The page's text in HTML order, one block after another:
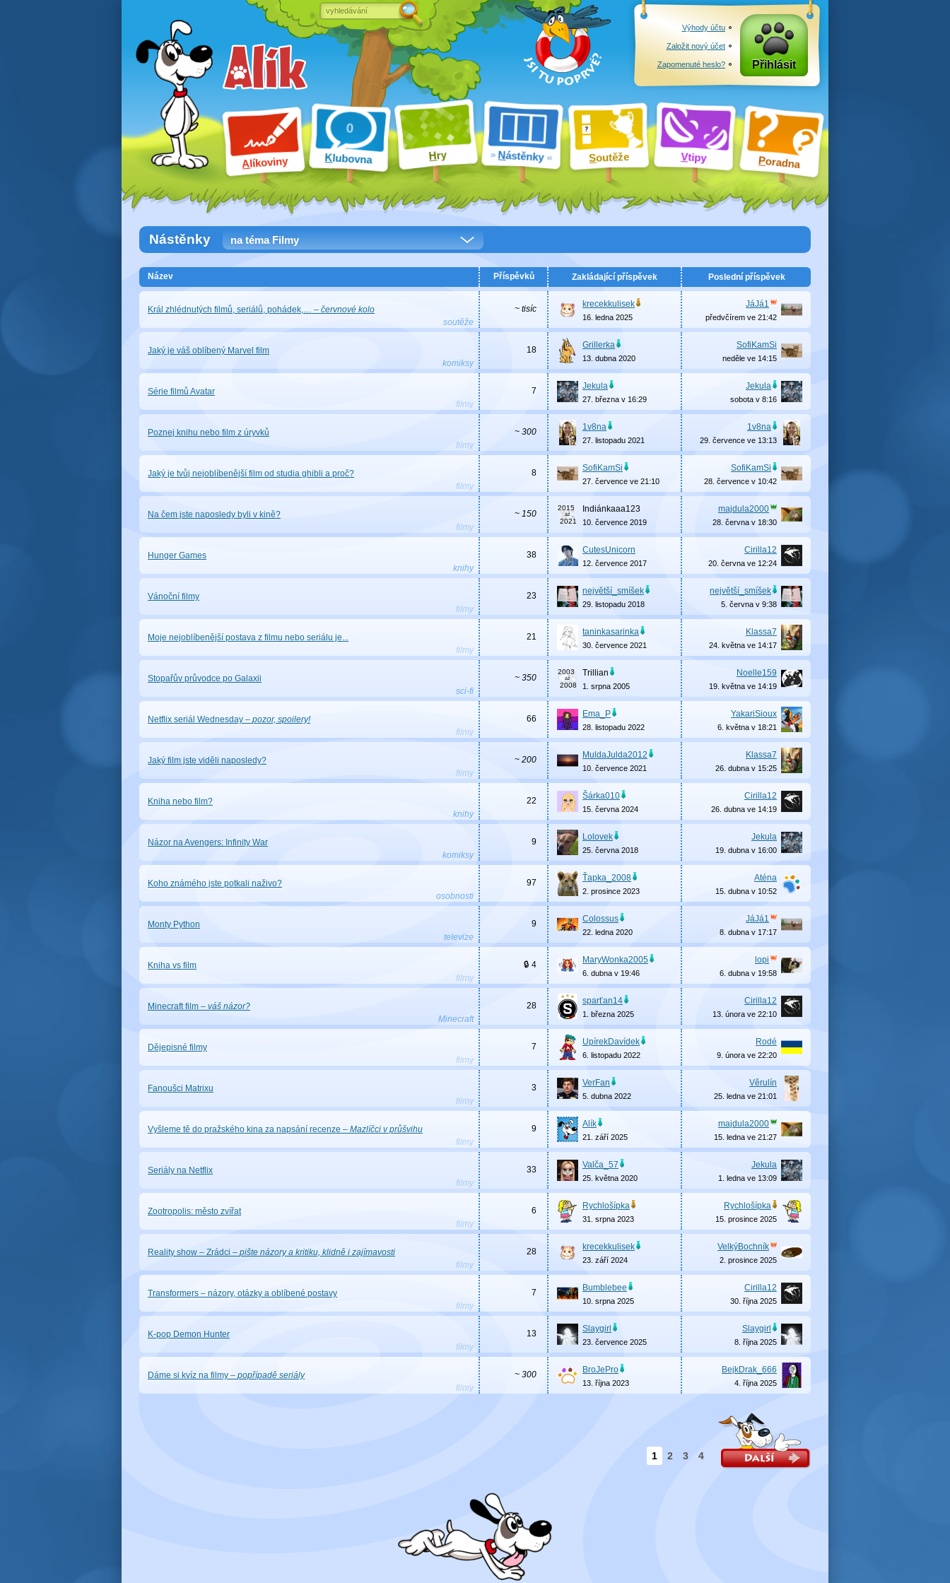
Alíkoviny Klubovna Hry Nástěnky Soutěže Vtipy Poradna
Výhody účtu
Založit nový účet
Zapomenuté heslo? Přihlásit
Nástěnky na téma Filmy
Název Příspěvků Zakládající příspěvek Poslední příspěvek
soutěže
Král zhlédnutých filmů, seriálů, pohádek,… – červnové kolo ~ tisíc krecekkulisek
16. ledna 2025
JáJá1
předvčírem ve 21:42
komiksy
Jaký je váš oblíbený Marvel film 18 Grillerka
13. dubna 2020
SofiKamSi
neděle ve 14:15
filmy
Série filmů Avatar 7 Jekula
27. března v 16:29
Jekula
sobota v 8:16
filmy
Poznej knihu nebo film z úryvků ~ 300 1v8na
27. listopadu 2021
1v8na
29. července ve 13:13
filmy
Jaký je tvůj nejoblíbenější film od studia ghibli a proč? 8 SofiKamSi
27. července ve 21:10
SofiKamSi
28. července v 10:42
filmy
Na čem jste naposledy byli v kině? ~ 150 Indiánkaaa123
10. července 2019
majdula2000
28. června v 18:30
knihy
Hunger Games 38 CutesUnicorn
12. července 2017
Cirilla12
20. června ve 12:24
filmy
Vánoční filmy 23 největší_smíšek
29. listopadu 2018
největší_smíšek
5. června v 9:38
filmy
Moje nejoblíbenější postava z filmu nebo seriálu je... 21 taninkasarinka
30. července 2021
Klassa7
24. května ve 14:17
sci-fi
Stopařův průvodce po Galaxii ~ 350 Trillian
1. srpna 2005
Noelle159
19. května ve 14:19
filmy
Netflix seriál Wednesday – pozor, spoilery! 66 Ema_P
28. listopadu 2022
YakariSioux
6. května v 18:21
filmy
Jaký film jste viděli naposledy? ~ 200 MuldaJulda2012
10. července 2021
Klassa7
26. dubna v 15:25
knihy
Kniha nebo film? 22 Šárka010
15. června 2024
Cirilla12
26. dubna ve 14:19
komiksy
Názor na Avengers: Infinity War 9 Lolovek
25. června 2018
Jekula
19. dubna v 16:00
osobnosti
Koho známého jste potkali naživo? 97 Ťapka_2008
2. prosince 2023
Aténa
15. dubna v 10:52
televize
Monty Python 9 Colossus
22. ledna 2020
JáJá1
8. dubna v 17:17
filmy
Kniha vs film 🔒 4 MaryWonka2005
6. dubna v 19:46
lopi
6. dubna v 19:58
Minecraft
Minecraft film – váš názor? 28 sparťan14
1. března 2025
Cirilla12
13. února ve 22:10
filmy
Dějepisné filmy 7 UpírekDavídek
6. listopadu 2022
Rodé
9. února ve 22:20
filmy
Fanoušci Matrixu 3 VerFan
5. dubna 2022
Věrulín
25. ledna ve 21:01
filmy
Vyšleme tě do pražského kina za napsání recenze – Mazlíčci v průšvihu 9 Alík
21. září 2025
majdula2000
15. ledna ve 21:27
filmy
Seriály na Netflix 33 Valča_57
25. května 2020
Jekula
1. ledna ve 13:09
filmy
Zootropolis: město zvířat 6 Rychlošípka
31. srpna 2023
Rychlošípka
15. prosince 2025
filmy
Reality show – Zrádci – pište názory a kritiku, klidně i zajímavosti 28 krecekkulisek
23. září 2024
VelkýBochník
2. prosince 2025
filmy
Transformers – názory, otázky a oblíbené postavy 7 Bumblebee
10. srpna 2025
Cirilla12
30. října 2025
filmy
K-pop Demon Hunter 13 Slaygirl
23. července 2025
Slaygirl
8. října 2025
filmy
Dáme si kvíz na filmy – popřípadě seriály ~ 300 BroJePro
13. října 2023
BejkDrak_666
4. října 2025
1 2 3 4